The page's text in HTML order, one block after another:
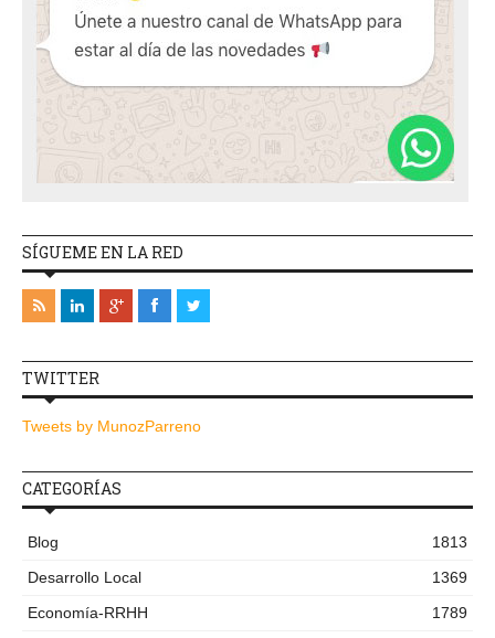
SÍGUEME EN LA RED
TWITTER
Tweets by MunozParreno
CATEGORÍAS
Blog
1813
Desarrollo Local
1369
Economía-RRHH
1789